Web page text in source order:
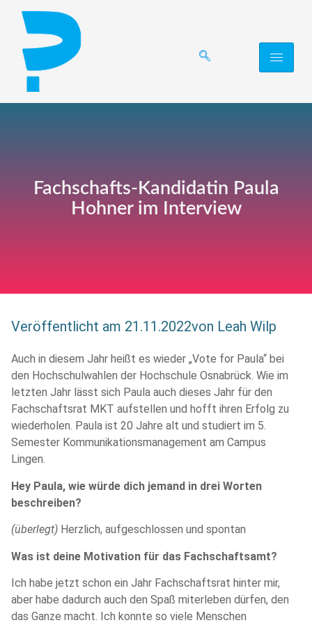
Fachschafts-Kandidatin Paula
Hohner im Interview
Veröffentlicht am 21.11.2022von Leah Wilp
Auch in diesem Jahr heißt es wieder „Vote for Paula“ bei
den Hochschulwahlen der Hochschule Osnabrück. Wie im
letzten Jahr lässt sich Paula auch dieses Jahr für den
Fachschaftsrat MKT aufstellen und hofft ihren Erfolg zu
wiederholen. Paula ist 20 Jahre alt und studiert im 5.
Semester Kommunikationsmanagement am Campus
Lingen.
Hey Paula, wie würde dich jemand in drei Worten
beschreiben?
(überlegt) Herzlich, aufgeschlossen und spontan
Was ist deine Motivation für das Fachschaftsamt?
Ich habe jetzt schon ein Jahr Fachschaftsrat hinter mir,
aber habe dadurch auch den Spaß miterleben dürfen, den
das Ganze macht. Ich konnte so viele Menschen